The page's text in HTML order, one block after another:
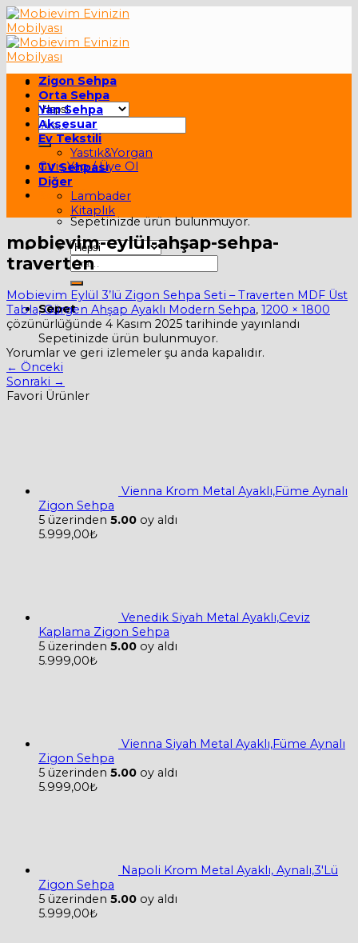
Skip
to
content
Ara:
Giriş Yap / Üye Ol
Sepet /0,00₺
Sepetinizde ürün bulunmuyor.
Ara:
Sepet
Sepetinizde ürün bulunmuyor.
Zigon Sehpa
Orta Sehpa
Yan Sehpa
Aksesuar
Ev Tekstili
Yastık&Yorgan
TV Sehpası
Diğer
Lambader
Kitaplık
mobievim-eylül-ahşap-sehpa-
traverten
Mobievim Eylül 3’lü Zigon Sehpa Seti – Traverten MDF Üst
Tabla, Gürgen Ahşap Ayaklı Modern Sehpa, 1200 × 1800
çözünürlüğünde 4 Kasım 2025 tarihinde yayınlandı
Yorumlar ve geri izlemeler şu anda kapalıdır.
← Önceki
Sonraki →
Favori Ürünler
Vienna Krom Metal Ayaklı,Füme Aynalı
Zigon Sehpa
5 üzerinden 5.00 oy aldı
5.999,00₺
Venedik Siyah Metal Ayaklı,Ceviz
Kaplama Zigon Sehpa
5 üzerinden 5.00 oy aldı
5.999,00₺
Vienna Siyah Metal Ayaklı,Füme Aynalı
Zigon Sehpa
5 üzerinden 5.00 oy aldı
5.999,00₺
Napoli Krom Metal Ayaklı, Aynalı,3'Lü
Zigon Sehpa
5 üzerinden 5.00 oy aldı
5.999,00₺